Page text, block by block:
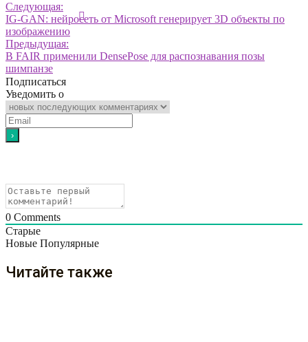
Следующая:
IG-GAN: нейросеть от Microsoft генерирует 3D объекты по
изображению
Предыдущая:
В FAIR применили DensePose для распознавания позы
шимпанзе
Подписаться
Уведомить о
0 Comments
Старые
Новые Популярные
Читайте также